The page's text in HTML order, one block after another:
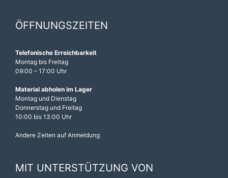
ÖFFNUNGSZEITEN
Telefonische Erreichbarkeit
Montag bis Freitag
09:00 – 17:00 Uhr
Material abholen im Lager
Montag und Dienstag
Donnerstag und Freitag
10:00 bis 13:00 Uhr
Andere Zeiten auf Anmeldung
MIT UNTERSTÜTZUNG VON